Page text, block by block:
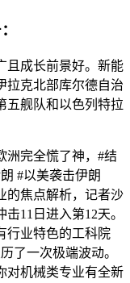
成长前景好。新能
拉克北部库尔德自治
五舰队和以色列特拉
完全慌了神，#结
#以美袭击伊朗
的焦点解析，记者沙
11日进入第12天。
行业特色的工科院
了一次极端波动。
对机械类专业有全新